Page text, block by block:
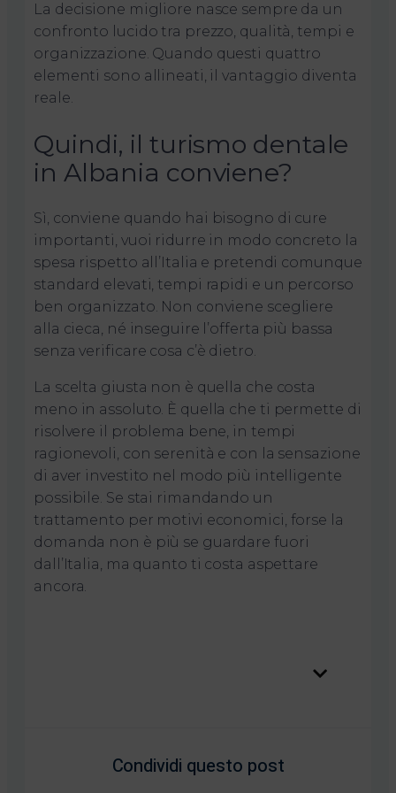
La decisione migliore nasce sempre da un
confronto lucido tra prezzo, qualità, tempi e
organizzazione. Quando questi quattro
elementi sono allineati, il vantaggio diventa
reale.
Quindi, il turismo dentale
in Albania conviene?
Sì, conviene quando hai bisogno di cure
importanti, vuoi ridurre in modo concreto la
spesa rispetto all’Italia e pretendi comunque
standard elevati, tempi rapidi e un percorso
ben organizzato. Non conviene scegliere
alla cieca, né inseguire l’offerta più bassa
senza verificare cosa c’è dietro.
La scelta giusta non è quella che costa
meno in assoluto. È quella che ti permette di
risolvere il problema bene, in tempi
ragionevoli, con serenità e con la sensazione
di aver investito nel modo più intelligente
possibile. Se stai rimandando un
trattamento per motivi economici, forse la
domanda non è più se guardare fuori
dall’Italia, ma quanto ti costa aspettare
ancora.
Condividi questo post